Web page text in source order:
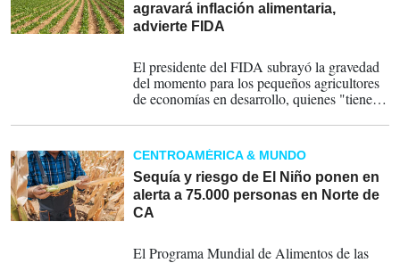
agravará inflación alimentaria,
advierte FIDA
El presidente del FIDA subrayó la gravedad
del momento para los pequeños agricultores
de economías en desarrollo, quienes "tienen
de fertilizantes, abandonar la siembra o
endeudarse aún más".
CENTROAMÉRICA & MUNDO
Sequía y riesgo de El Niño ponen en
alerta a 75.000 personas en Norte de
CA
El Programa Mundial de Alimentos de las